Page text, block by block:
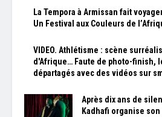
La Tempora à Armissan fait
Un Festival aux Couleurs de
VIDEO. Athlétisme : scène
d'Afrique… Faute de photo-finish,
départagés avec des vidéos sur
Après dix ans de
Kadhafi organise